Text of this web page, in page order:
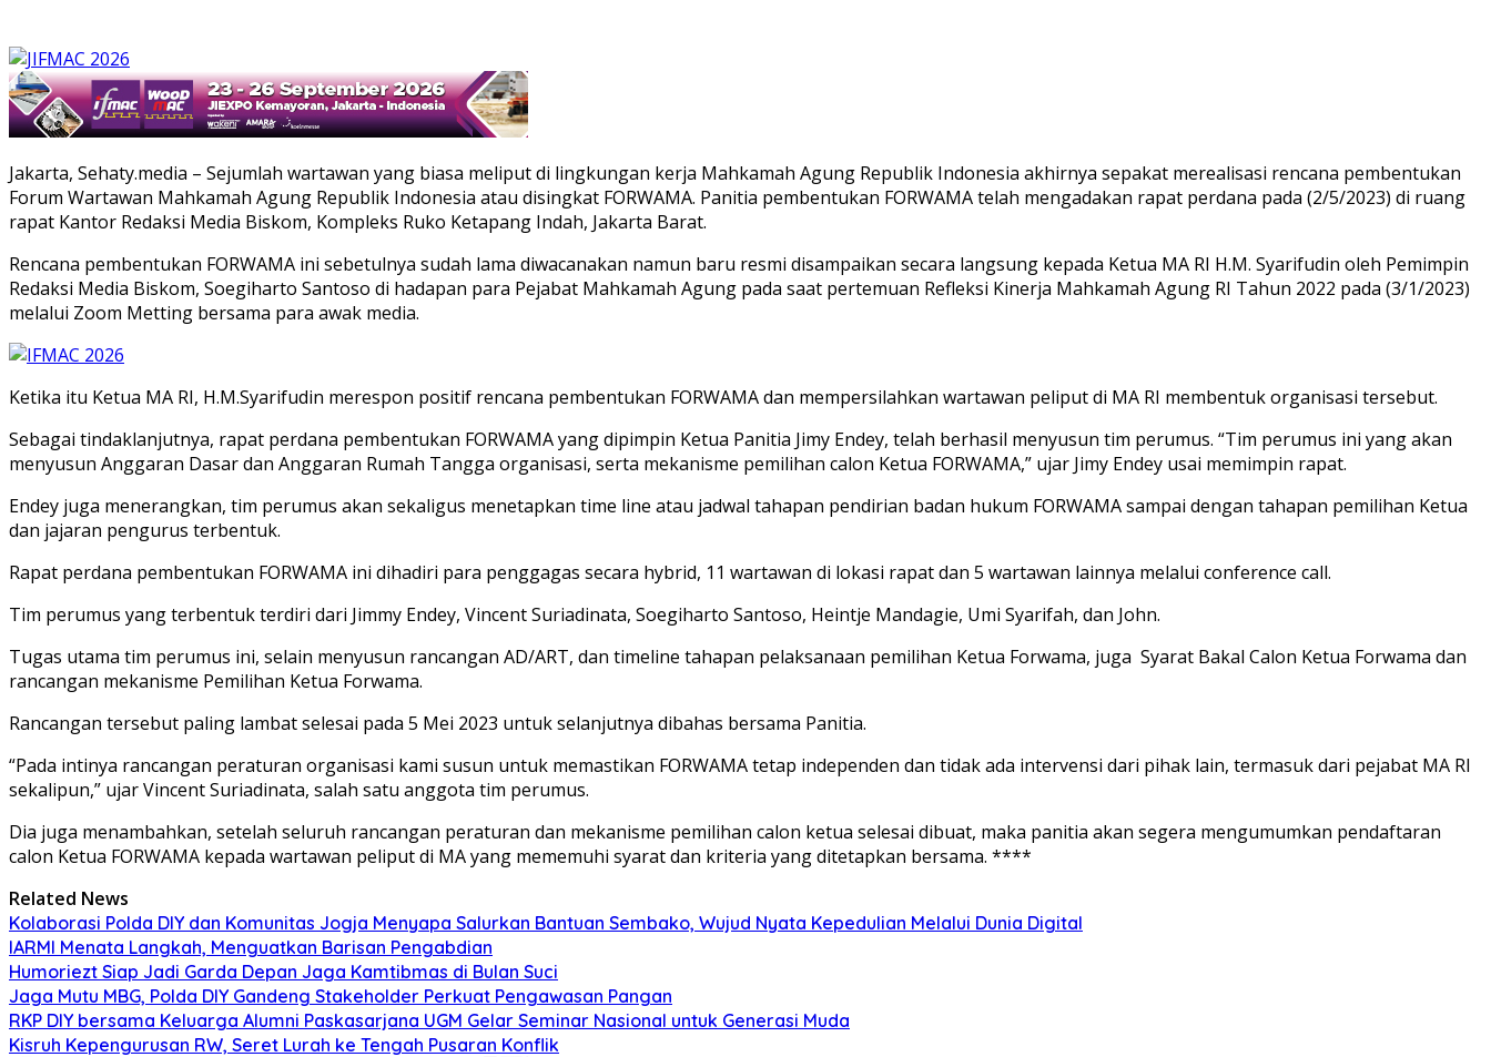
Jakarta, Sehaty.media – Sejumlah wartawan yang biasa meliput di lingkungan kerja Mahkamah Agung Republik Indonesia akhirnya sepakat merealisasi rencana pembentukan
Forum Wartawan Mahkamah Agung Republik Indonesia atau disingkat FORWAMA. Panitia pembentukan FORWAMA telah mengadakan rapat perdana pada (2/5/2023) di ruang
rapat Kantor Redaksi Media Biskom, Kompleks Ruko Ketapang Indah, Jakarta Barat.
Rencana pembentukan FORWAMA ini sebetulnya sudah lama diwacanakan namun baru resmi disampaikan secara langsung kepada Ketua MA RI H.M. Syarifudin oleh Pemimpin
Redaksi Media Biskom, Soegiharto Santoso di hadapan para Pejabat Mahkamah Agung pada saat pertemuan Refleksi Kinerja Mahkamah Agung RI Tahun 2022 pada (3/1/2023)
melalui Zoom Metting bersama para awak media.
Ketika itu Ketua MA RI, H.M.Syarifudin merespon positif rencana pembentukan FORWAMA dan mempersilahkan wartawan peliput di MA RI membentuk organisasi tersebut.
Sebagai tindaklanjutnya, rapat perdana pembentukan FORWAMA yang dipimpin Ketua Panitia Jimy Endey, telah berhasil menyusun tim perumus. “Tim perumus ini yang akan
menyusun Anggaran Dasar dan Anggaran Rumah Tangga organisasi, serta mekanisme pemilihan calon Ketua FORWAMA,” ujar Jimy Endey usai memimpin rapat.
Endey juga menerangkan, tim perumus akan sekaligus menetapkan time line atau jadwal tahapan pendirian badan hukum FORWAMA sampai dengan tahapan pemilihan Ketua
dan jajaran pengurus terbentuk.
Rapat perdana pembentukan FORWAMA ini dihadiri para penggagas secara hybrid, 11 wartawan di lokasi rapat dan 5 wartawan lainnya melalui conference call.
Tim perumus yang terbentuk terdiri dari Jimmy Endey, Vincent Suriadinata, Soegiharto Santoso, Heintje Mandagie, Umi Syarifah, dan John.
Tugas utama tim perumus ini, selain menyusun rancangan AD/ART, dan timeline tahapan pelaksanaan pemilihan Ketua Forwama, juga Syarat Bakal Calon Ketua Forwama dan
rancangan mekanisme Pemilihan Ketua Forwama.
Rancangan tersebut paling lambat selesai pada 5 Mei 2023 untuk selanjutnya dibahas bersama Panitia.
“Pada intinya rancangan peraturan organisasi kami susun untuk memastikan FORWAMA tetap independen dan tidak ada intervensi dari pihak lain, termasuk dari pejabat MA RI
sekalipun,” ujar Vincent Suriadinata, salah satu anggota tim perumus.
Dia juga menambahkan, setelah seluruh rancangan peraturan dan mekanisme pemilihan calon ketua selesai dibuat, maka panitia akan segera mengumumkan pendaftaran
calon Ketua FORWAMA kepada wartawan peliput di MA yang mememuhi syarat dan kriteria yang ditetapkan bersama. ****
Related News
Kolaborasi Polda DIY dan Komunitas Jogja Menyapa Salurkan Bantuan Sembako, Wujud Nyata Kepedulian Melalui Dunia Digital
IARMI Menata Langkah, Menguatkan Barisan Pengabdian
Humoriezt Siap Jadi Garda Depan Jaga Kamtibmas di Bulan Suci
Jaga Mutu MBG, Polda DIY Gandeng Stakeholder Perkuat Pengawasan Pangan
RKP DIY bersama Keluarga Alumni Paskasarjana UGM Gelar Seminar Nasional untuk Generasi Muda
Kisruh Kepengurusan RW, Seret Lurah ke Tengah Pusaran Konflik